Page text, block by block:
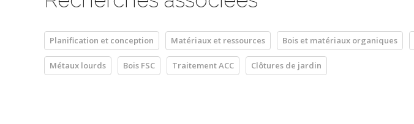
Planification et conception Matériaux et ressources Bois et matériaux organiques
Métaux lourds Bois FSC Traitement ACC Clôtures de jardin